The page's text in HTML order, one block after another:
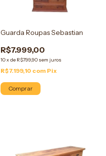
Guarda Roupas Sebastian
R$7.999,00
10x de R$799,90 sem juros
R$7.199,10 com Pix
Comprar